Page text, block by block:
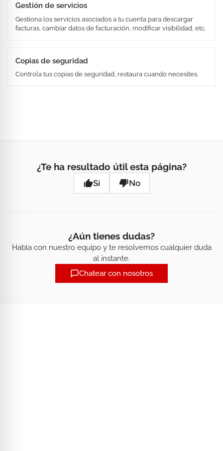
Gestión de servicios
Gestiona los servicios asociados a tu cuenta para descargar
facturas, cambiar datos de facturación, modificar visibilidad, etc.
Copias de seguridad
Controla tus copias de seguridad, restaura cuando necesites.
¿Te ha resultado útil esta página?
Sí No
¿Aún tienes dudas?
Habla con nuestro equipo y te resolvemos cualquier duda
al instante.
Chatear con nosotros